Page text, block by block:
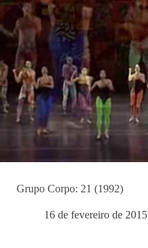
Grupo Corpo: 21 (1992)
16 de fevereiro de 2015